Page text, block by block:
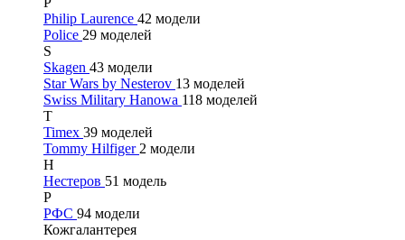
Philip Laurence 42 модели
Police 29 моделей
S
Skagen 43 модели
Star Wars by Nesterov 13 моделей
Swiss Military Hanowa 118 моделей
T
Timex 39 моделей
Tommy Hilfiger 2 модели
Н
Нестеров 51 модель
Р
РФС 94 модели
Кожгалантерея